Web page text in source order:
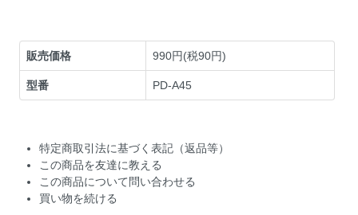
販売価格 990円(税90円)
型番 PD-A45
特定商取引法に基づく表記（返品等）
この商品を友達に教える
この商品について問い合わせる
買い物を続ける